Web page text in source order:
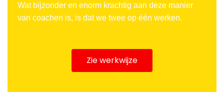
Wat bijzonder en enorm krachtig aan deze manier
van coachen is, is dat we twee op één werken.
Zie werkwijze